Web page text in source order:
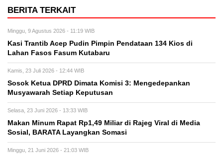
BERITA TERKAIT
Minggu, 9 Agustus 2026 - 11:19 WIB
Kasi Trantib Acep Pudin Pimpin Pendataan 134 Kios di
Lahan Fasos Fasum Kutabaru
Kamis, 23 Juli 2026 - 12:44 WIB
Sosok Ketua DPRD Dimata Komisi 3: Mengedepankan
Musyawarah Setiap Keputusan
Selasa, 23 Juni 2026 - 13:33 WIB
Makan Minum Rapat Rp1,49 Miliar di Rajeg Viral di Media
Sosial, BARATA Layangkan Somasi
Minggu, 21 Juni 2026 - 21:03 WIB